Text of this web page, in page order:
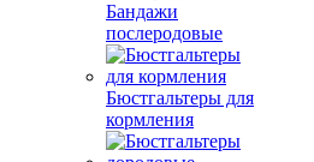
Бандажи
послеродовые
Бюстгальтеры для
кормления